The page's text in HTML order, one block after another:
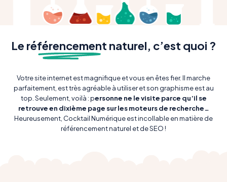
Le référencement naturel, c’est quoi ?
Votre site internet est magnifique et vous en êtes fier. Il marche
parfaitement, est très agréable à utiliser et son graphisme est au
top. Seulement, voilà : personne ne le visite parce qu’il se
retrouve en dixième page sur les moteurs de recherche…
Heureusement, Cocktail Numérique est incollable en matière de
référencement naturel et de SEO !